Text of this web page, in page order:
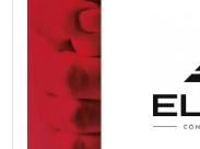
Fecha publicación: 08-